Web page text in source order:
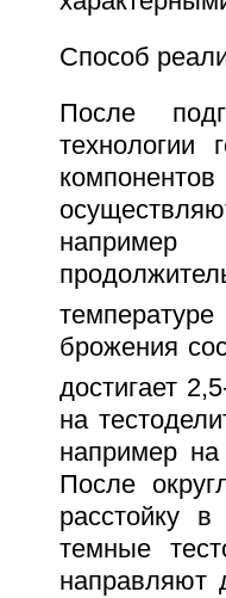
Способ
После
технологии
брожения
достигает
на
например
После
расстойку
темные
направляют